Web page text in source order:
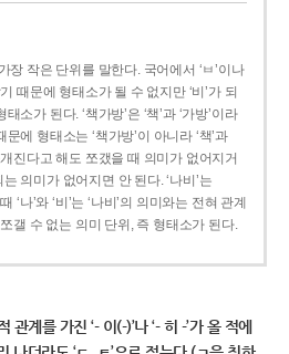
장 작은 단위를 말한다. 국어에서 ‘ㅂ’이나
때문에 형태소가 될 수 없지만 ‘비’가 되
소가 된다. ‘책가방’은 ‘책’과 ‘가방’이라
에 형태소는 ‘책가방’이 아니라 ‘책’과
진다고 해도 쪼갰을 때 의미가 없어지거
의미가 없어지면 안 된다. ‘나비’는
‘나’와 ‘비’는 ‘나비’의 의미와는 전혀 관계
갤 수 없는 의미 단위, 즉 형태소가 된다.
관계를 가진 ‘- 이(-)’나 ‘- 히 -’가 올 적에